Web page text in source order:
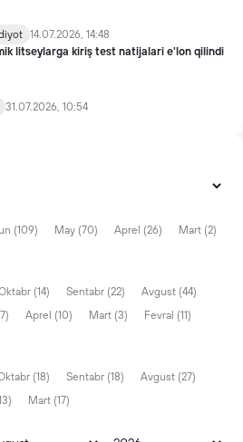
14.07.2026, 14:48
litseylarga kiriş test natijalari e'lon qilindi
31.07.2026, 10:54
(109) May (70) Aprel (26)
Mart (2)
(14) Sentabr (22)
Avgust (44)
Aprel (10) Mart (3)
Fevral (11)
(18) Sentabr (18)
Avgust (27)
Mart (17)